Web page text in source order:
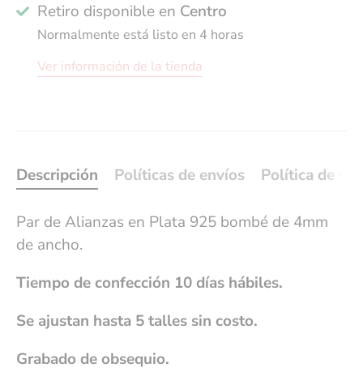
Retiro disponible en Centro
Normalmente está listo en 4 horas
Ver información de la tienda
Descripción Políticas de envíos Política de
Par de Alianzas en Plata 925 bombé de 4mm
de ancho.
Tiempo de confección 10 días hábiles.
Se ajustan hasta 5 talles sin costo.
Grabado de obsequio.